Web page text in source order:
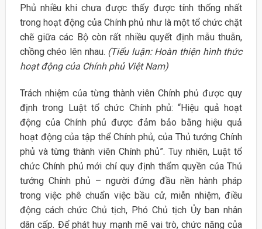
Phủ nhiều khi chưa được thấy được tính thống nhất
trong hoạt động của Chính phủ như là một tổ chức chặt
chẽ giữa các Bộ còn rất nhiều quyết định mẫu thuẫn,
chồng chéo lên nhau. (Tiểu luận: Hoàn thiện hình thức
hoạt động của Chính phủ Việt Nam)
Trách nhiệm của từng thành viên Chính phủ được quy
định trong Luật tổ chức Chính phủ: “Hiệu quả hoạt
động của Chính phủ được đảm bảo bằng hiệu quả
hoạt động của tập thể Chính phủ, của Thủ tướng Chính
phủ và từng thành viên Chính phủ”. Tuy nhiên, Luật tổ
chức Chính phủ mới chỉ quy định thẩm quyền của Thủ
tướng Chính phủ – người đứng đầu nền hành pháp
trong việc phê chuẩn việc bầu cử, miễn nhiệm, điều
động cách chức Chủ tịch, Phó Chủ tịch Ủy ban nhân
dân cấp. Để phát huy mạnh mẽ vai trò, chức năng của